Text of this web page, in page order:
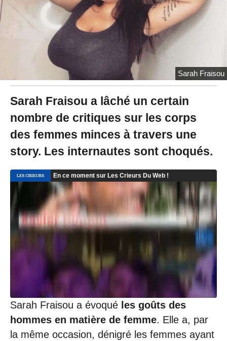
2
à
1
Sarah Fraisou
Sarah Fraisou a lâché un certain
nombre de critiques sur les corps
des femmes minces à travers une
story. Les internautes sont choqués.
Sarah Fraisou a évoqué les goûts des
hommes en matière de femme. Elle a, par
la même occasion, dénigré les femmes ayant